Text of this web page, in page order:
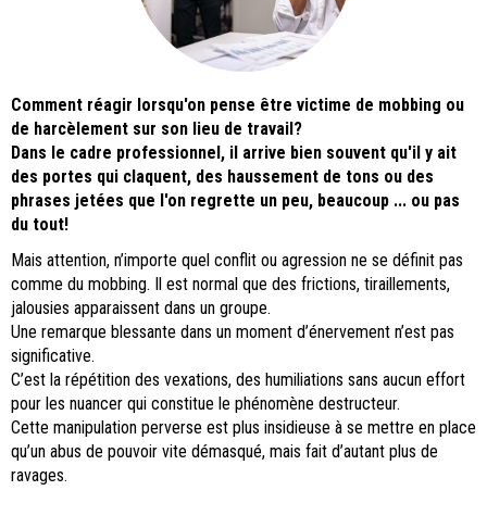
Comment réagir lorsqu'on pense être victime de mobbing ou
de harcèlement sur son lieu de travail?
Dans le cadre professionnel, il arrive bien souvent qu'il y ait
des portes qui claquent, des haussement de tons ou des
phrases jetées que l'on regrette un peu, beaucoup ... ou pas
du tout!
Mais attention, n’importe quel conflit ou agression ne se définit pas
comme du mobbing. Il est normal que des frictions, tiraillements,
jalousies apparaissent dans un groupe.
Une remarque blessante dans un moment d’énervement n’est pas
significative.
C’est la répétition des vexations, des humiliations sans aucun effort
pour les nuancer qui constitue le phénomène destructeur.
Cette manipulation perverse est plus insidieuse à se mettre en place
qu’un abus de pouvoir vite démasqué, mais fait d’autant plus de
ravages.